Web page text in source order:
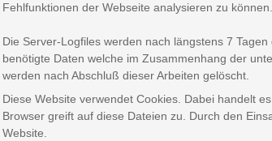
Fehlfunktionen der Webseite analysieren zu können.
Die Server-Logfiles werden nach längstens 7
benötigte Daten welche im Zusammenhang der
werden nach Abschluß dieser Arbeiten gelöscht.
Diese Website verwendet Cookies. Dabei handelt
Browser greift auf diese Dateien zu. Durch den
Website.